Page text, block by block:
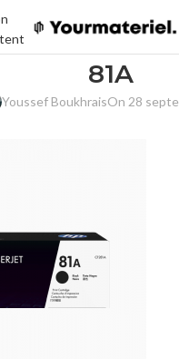
81A
Youssef BoukhraisOn 28